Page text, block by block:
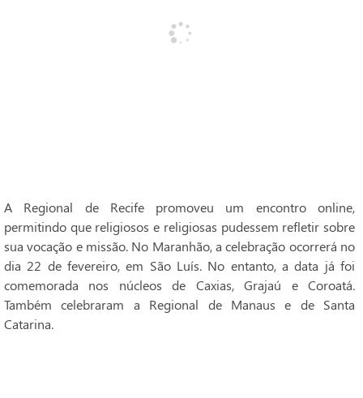
A Regional de Recife promoveu um encontro online,
permitindo que religiosos e religiosas pudessem refletir sobre
sua vocação e missão. No Maranhão, a celebração ocorrerá no
dia 22 de fevereiro, em São Luís. No entanto, a data já foi
comemorada nos núcleos de Caxias, Grajaú e Coroatá.
Também celebraram a Regional de Manaus e de Santa
Catarina.